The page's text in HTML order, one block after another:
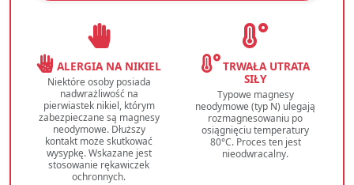
ALERGIA NA NIKIEL
Niektóre osoby posiada
nadwrażliwość na
pierwiastek nikiel, którym
zabezpieczane są magnesy
neodymowe. Dłuższy
kontakt może skutkować
wysypkę. Wskazane jest
stosowanie rękawiczek
ochronnych.
TRWAŁA UTRATA
SIŁY
Typowe magnesy
neodymowe (typ N) ulegają
rozmagnesowaniu po
osiągnięciu temperatury
80°C. Proces ten jest
nieodwracalny.